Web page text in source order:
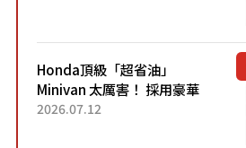
Honda頂級「超省油」
Minivan 太厲害！ 採用豪華
「真皮座椅」與專屬「黑色內
2026.07.12